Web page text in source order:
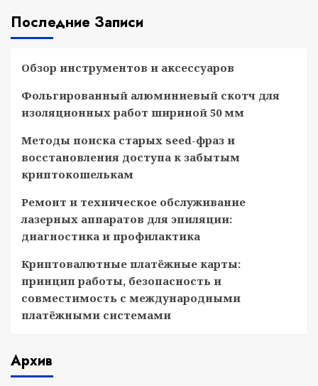
Последние Записи
Обзор инструментов и аксессуаров
Фольгированный алюминиевый скотч для
изоляционных работ шириной 50 мм
Методы поиска старых seed-фраз и
восстановления доступа к забытым
криптокошелькам
Ремонт и техническое обслуживание
лазерных аппаратов для эпиляции:
диагностика и профилактика
Криптовалютные платёжные карты:
принцип работы, безопасность и
совместимость с международными
платёжными системами
Архив